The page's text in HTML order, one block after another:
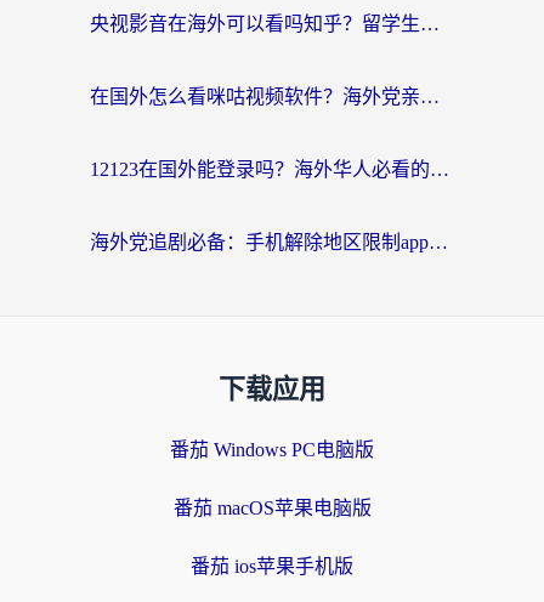
央视影音在海外可以看吗知乎？留学生亲测：3步解决地域限制+追剧自由
在国外怎么看咪咕视频软件？海外党亲测有效的回国加速方案
12123在国外能登录吗？海外华人必看的回国加速实用指南
海外党追剧必备：手机解除地区限制app怎么选？解决央视视频&国内剧地区限制全指南
下载应用
番茄 Windows PC电脑版
番茄 macOS苹果电脑版
番茄 ios苹果手机版